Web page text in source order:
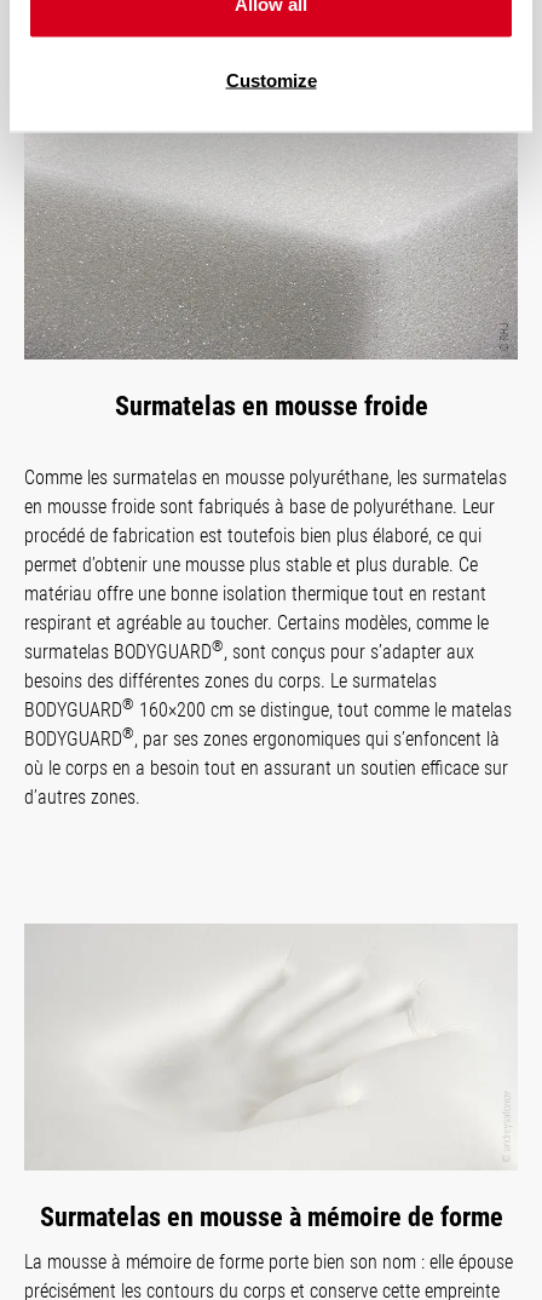
Customize
Surmatelas en mousse froide
Comme les surmatelas en mousse polyuréthane, les surmatelas
en mousse froide sont fabriqués à base de polyuréthane. Leur
procédé de fabrication est toutefois bien plus élaboré, ce qui
permet d’obtenir une mousse plus stable et plus durable. Ce
matériau offre une bonne isolation thermique tout en restant
respirant et agréable au toucher. Certains modèles, comme le
surmatelas BODYGUARD®, sont conçus pour s’adapter aux
besoins des différentes zones du corps. Le surmatelas
BODYGUARD® 160×200 cm se distingue, tout comme le matelas
BODYGUARD®, par ses zones ergonomiques qui s’enfoncent là
où le corps en a besoin tout en assurant un soutien efficace sur
d’autres zones.
Surmatelas en mousse à mémoire de forme
La mousse à mémoire de forme porte bien son nom : elle épouse
précisément les contours du corps et conserve cette empreinte